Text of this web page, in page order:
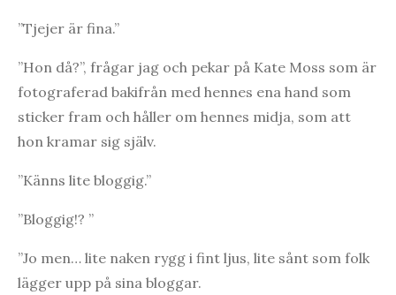
”Tjejer är fina.”
”Hon då?”, frågar jag och pekar på Kate Moss som är
fotograferad bakifrån med hennes ena hand som
sticker fram och håller om hennes midja, som att
hon kramar sig själv.
”Känns lite bloggig.”
”Bloggig!? ”
”Jo men… lite naken rygg i fint ljus, lite sånt som folk
lägger upp på sina bloggar.